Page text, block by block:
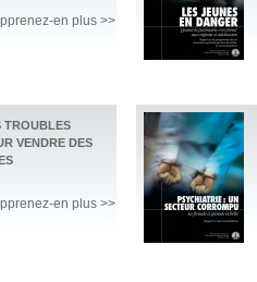
en plus >>
TROUBLES
VENDRE DES
en plus >>